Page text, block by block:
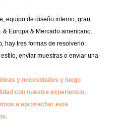
equipo de diseño interno, gran
Europa & Mercado americano.
hay tres formas de resolverlo:
enviar muestras o enviar una
y necesidades y luego
con nuestra experiencia.
a aprovechar esta